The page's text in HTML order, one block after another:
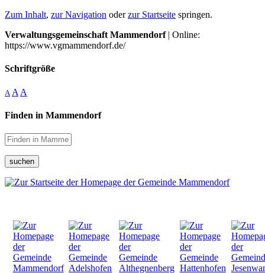
Zum Inhalt, zur Navigation oderzur Startseite springen.
Verwaltungsgemeinschaft Mammendorf| Online:
https://www.vgmammendorf.de/
Schriftgröße
A A A
Finden in Mammendorf
suchen